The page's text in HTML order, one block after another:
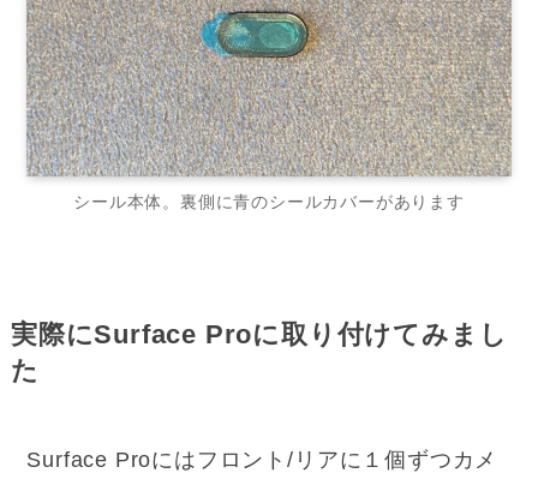
シール本体。裏側に青のシールカバーがあります
実際にSurface Proに取り付けてみまし
た
Surface Proにはフロント/リアに１個ずつカメ